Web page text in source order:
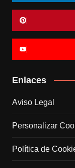
Enlaces
Aviso Legal
Personalizar
Política de